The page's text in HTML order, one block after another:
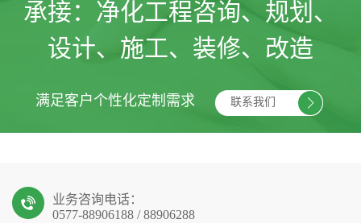
承接： 净化工程咨询、规划、
设计、施工、装修、改造
满足客户个性化定制需求 联系我们
业务咨询电话：
0577-88906188 / 88906288